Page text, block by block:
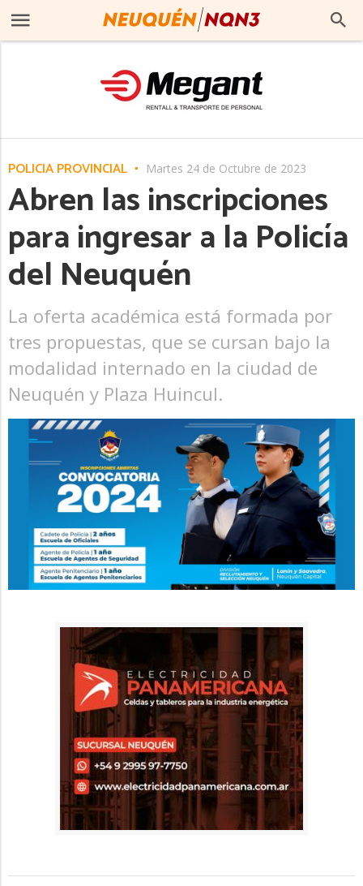
POLICÍA PROVINCIAL Martes 24 de Octubre de 2023
Abren las inscripciones
para ingresar a la Policía
del Neuquén
La oferta académica está formada por
tres propuestas, que se cursan bajo la
modalidad internado en la ciudad de
Neuquén y Plaza Huincul.